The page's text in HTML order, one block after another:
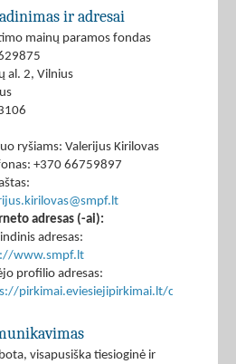
ir adresai
mainų paramos fondas
al. 2, Vilnius
ryšiams: Valerijus Kirilovas
+370 66759897
adresas (-ai):
adresas:
www.smpf.lt
profilio adresas:
pirkimai.eviesiejipirkimai.lt/ctm/
visapusiška tiesioginė ir